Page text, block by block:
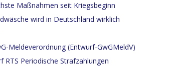
Maßnahmen seit Kriegsbeginn
wird in Deutschland wirklich
Meldeverordnung (Entwurf-GwGMeldV)
RTS Periodische Strafzahlungen